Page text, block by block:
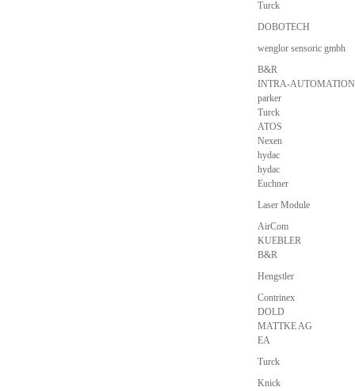
Turck
DOBOTECH
wenglor sensoric gmbh
B&R
INTRA-AUTOMATION
parker
Turck
ATOS
Nexen
hydac
hydac
Euchner
Laser Module
AirCom
KUEBLER
B&R
Hengstler
Contrinex
DOLD
MATTKE AG
EA
Turck
Knick